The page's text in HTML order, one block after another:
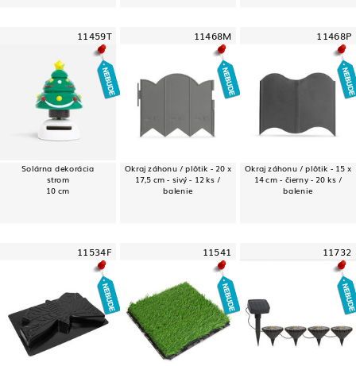
11459T
Solárna dekorácia
strom
10 cm
11468M
Okraj záhonu / plôtik - 20 x
17,5 cm - sivý - 12 ks /
balenie
11468P
Okraj záhonu / plôtik - 15 x
14 cm - čierny - 20 ks /
balenie
11534F 11541 11732